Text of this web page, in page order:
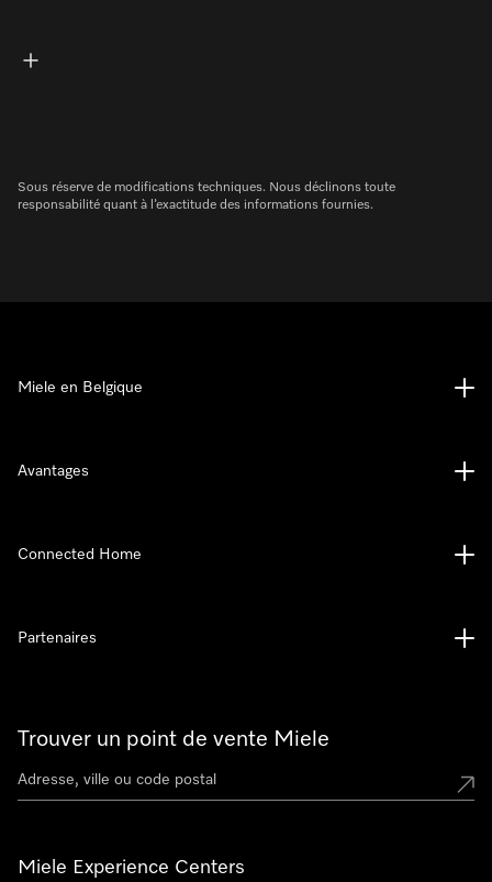
Sous réserve de modifications techniques. Nous déclinons toute
responsabilité quant à l’exactitude des informations fournies.
Trouver un point de vente Miele
Miele Experience Centers
Miele en Belgique
Avantages
Connected Home
Partenaires